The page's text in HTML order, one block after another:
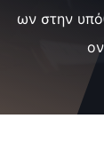
ων στην